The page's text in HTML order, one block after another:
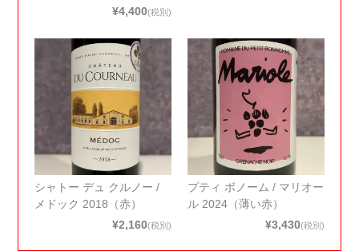
¥4,400(税別)
シャトー デュ クルノー /
メドック 2018（赤）
¥2,160(税別)
プティ ボノーム / マリオー
ル 2024（薄い赤）
¥3,430(税別)